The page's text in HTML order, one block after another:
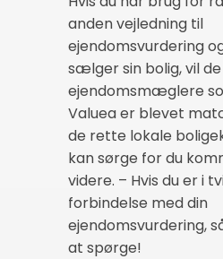
anden vejledning til
ejendomsvurdering
sælger sin bolig, vil de
ejendomsmæglere
Valuea er blevet
de rette lokale
kan sørge for du
videre. – Hvis du er i
forbindelse med din
ejendomsvurdering,
at spørge!